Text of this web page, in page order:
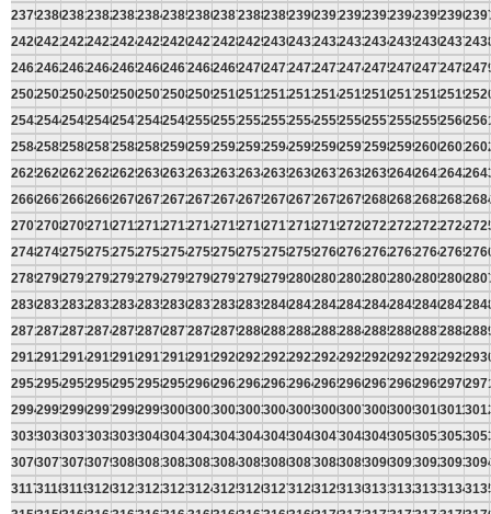
237923802381238223832384238523862387238823892390239123922393239423952396
242024212422242324242425242624272428242924302431243224332434243524362437
246124622463246424652466246724682469247024712472247324742475247624772478
250225032504250525062507250825092510251125122513251425152516251725182519
254325442545254625472548254925502551255225532554255525562557255825592560
258425852586258725882589259025912592259325942595259625972598259926002601
262526262627262826292630263126322633263426352636263726382639264026412642
266626672668266926702671267226732674267526762677267826792680268126822683
270727082709271027112712271327142715271627172718271927202721272227232724
274827492750275127522753275427552756275727582759276027612762276327642765
278927902791279227932794279527962797279827992800280128022803280428052806
283028312832283328342835283628372838283928402841284228432844284528462847
287128722873287428752876287728782879288028812882288328842885288628872888
291229132914291529162917291829192920292129222923292429252926292729282929
295329542955295629572958295929602961296229632964296529662967296829692970
299429952996299729982999300030013002300330043005300630073008300930103011
303530363037303830393040304130423043304430453046304730483049305030513052
307630773078307930803081308230833084308530863087308830893090309130923093
311731183119312031213122312331243125312631273128312931303131313231333134